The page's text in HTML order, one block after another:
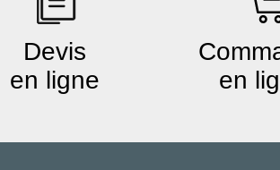
Devis
en ligne
en